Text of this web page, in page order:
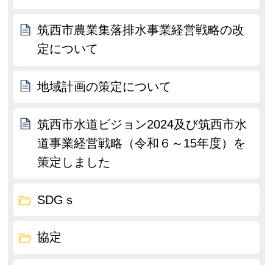
筑西市農業集落排水事業経営戦略の改
定について
地域計画の策定について
筑西市水道ビジョン2024及び筑西市水
道事業経営戦略（令和６～15年度）を
策定しました
SDGｓ
協定